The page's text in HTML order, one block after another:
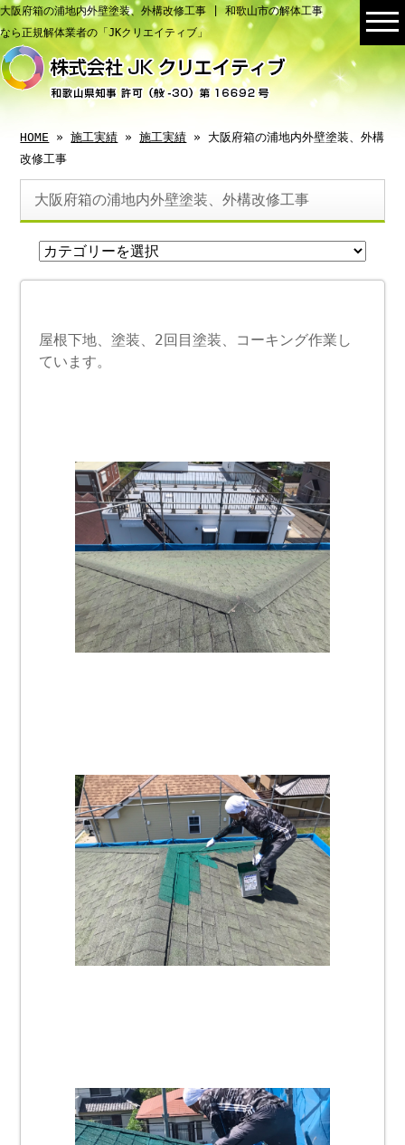
大阪府箱の浦地内外壁塗装、外構改修工事 | 和歌山市の解体工事
なら正規解体業者の「JKクリエイティブ」
HOME »施工実績 »施工実績 » 大阪府箱の浦地内外壁塗装、外構
改修工事
大阪府箱の浦地内外壁塗装、外構改修工事
屋根下地、塗装、2回目塗装、コーキング作業し
ています。